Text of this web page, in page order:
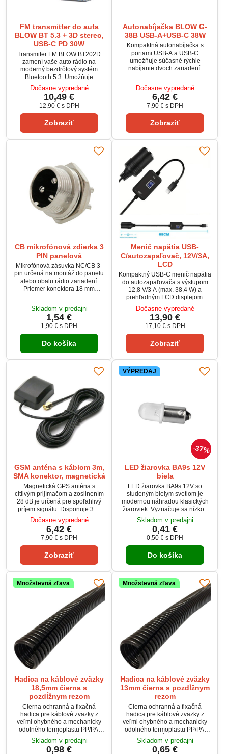
FM transmitter do auta
BLOW BT 5.3 + 3D stereo,
USB-C PD 30W
Transmiter FM BLOW BT202D
zamení vaše auto rádio na
moderný bezdrôtový systém
Bluetooth 5.3. Umožňuje
streamovanie hudby, hands-free
hovory a prehrávanie súborov z
karty TF do 32 GB. Disponuje
dvoma portami USB QC3.0 a PD
30W pre rýchle nabíjanie
zariadení. Ľahko ovládateľný, s
digitálnym ladením FM frekvencií,
ideálny do auta.
Dočasne vypredané
10,49 €
12,90 € s DPH
Zobraziť
Autonabíjačka BLOW G-
38B USB-A+USB-C 38W
Kompaktná autonabíjačka s
portami USB-A a USB-C
umožňuje súčasné rýchle
nabíjanie dvoch zariadení.
38 W. Vhodná do vozidiel s
napätím 12–24 V a kompatibilná
so všetkými USB zariadeniami.
Moderný dizajn, odolná
konštrukcia a ochrana proti
prepätiu zaručujú bezpečné a
Dočasne vypredané
6,42 €
7,90 € s DPH
Zobraziť
CB mikrofónová zdierka 3
PIN panelová
Mikrofónová zásuvka NC/CB 3-
pin určená na montáž do panelu
alebo obalu rádio zariadení.
Priemer konektora 18 mm
Spoľahlivá kovová konštrukcia
zaručuje stabilné pripojenie
mikrofónu. Ideálna na opravy,
úpravy alebo výrobu vlastných
rádiových zostáv.
Skladom v predajni
1,54 €
1,90 € s DPH
Do košíka
Menič napätia USB-
C/autozapaľovač, 12V/3A,
LCD
Kompaktný USB-C menič napätia
do autozapaľovača s výstupom
12,8 V/3 A (max. 38,4 W) a
prehľadným LCD displejom.
Zariadenie je vybavené
viacerými ochranami proti
prepätiu, nadprúdu, prehriatiu a
skratu, čo zaručuje bezpečnú
prevádzku. Vysoká účinnosť 85–
90 % zabezpečuje spoľahlivý
zahrievania. Ideálne riešenie na
napájanie elektroniky v
automobile.
Dočasne vypredané
13,90 €
17,10 € s DPH
Zobraziť
GSM anténa s káblom 3m,
SMA konektor, magnetická
Magnetická GPS anténa s
citlivým prijímačom a zosilnením
28 dB je určená pre spoľahlivý
príjem signálu. Disponuje 3 m
káblom pre flexibilné
umiestnenie a konektorom SMA.
Pracuje na frekvencii 1575,42
MHz, čo zaručuje kompatibilitu s
väčšinou GPS zariadení. Vhodná
pre navigácie, lokalizačné
systémy či GSM/GPS moduly.
Dočasne vypredané
6,42 €
7,90 € s DPH
Zobraziť
37%
VÝPREDAJ
LED žiarovka BA9s 12V
biela
LED žiarovka BA9s 12V so
studeným bielym svetlom je
modernou náhradou klasických
žiaroviek. Vyznačuje sa nízkou
spotrebou energie a dlhou
životnosťou. Vhodná je pre
automobilové osvetlenie,
prístrojové dosky a signalizačné
svetlá. Jednoduchá inštalácia
vďaka štandardnej pätici BA9s.
Skladom v predajni
0,41 €
0,50 € s DPH
Do košíka
Množstevná zľava
Hadica na káblové zväzky
18,5mm čierna s
pozdĺžnym rezom
Čierna ochranná a fixačná
hadica pre káblové zväzky z
veľmi ohybného a mechanicky
odolného termoplastu PP/PA.
Hadica je pozdĺžne rozrezaná, s
vnútorným priemerom 14,3 mm a
vonkajším priemerom 18,5 mm.
Skladom v predajni
0,98 €
Množstevná zľava
Hadica na káblové zväzky
13mm čierna s pozdĺžnym
rezom
Čierna ochranná a fixačná
hadica pre káblové zväzky z
veľmi ohybného a mechanicky
odolného termoplastu PP/PA.
Hadica je pozdĺžne rozrezaná, s
vnútorným priemerom 10 mm a
vonkajším priemerom 13 mm.
Skladom v predajni
0,65 €